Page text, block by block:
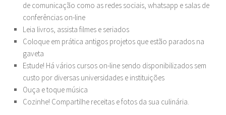
de comunicação como as redes sociais, whatsapp e salas de
conferências on-line
Leia livros, assista filmes e seriados
Coloque em prática antigos projetos que estão parados na
gaveta
Estude! Há vários cursos on-line sendo disponibilizados sem
custo por diversas universidades e instituições
Ouça e toque música
Cozinhe! Compartilhe receitas e fotos da sua culinária.